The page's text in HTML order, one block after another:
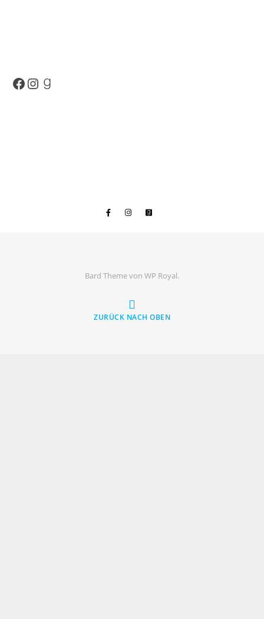
Facebook
Instagram
Goodreads
Bard Theme von WP Royal.
ZURÜCK NACH OBEN